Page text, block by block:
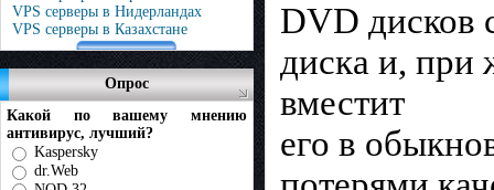
VPS серверы в Нидерландах
VPS серверы в Казахстане
Опрос
Какой по вашему мнению
антивирус, лучший?
Kaspersky
dr.Web
DVD дисков
диска и, при
вместит
его в